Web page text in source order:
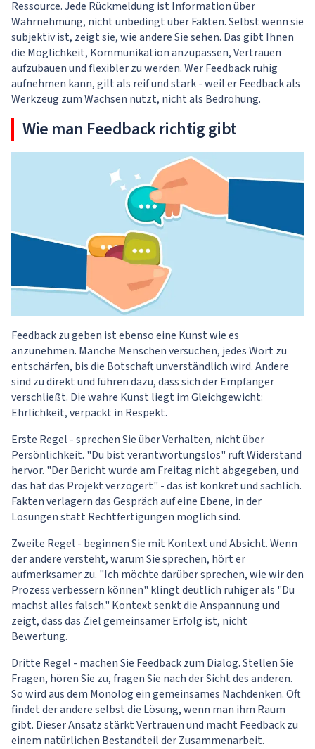
Ressource. Jede Rückmeldung ist Information über
Wahrnehmung, nicht unbedingt über Fakten. Selbst wenn sie
subjektiv ist, zeigt sie, wie andere Sie sehen. Das gibt Ihnen
die Möglichkeit, Kommunikation anzupassen, Vertrauen
aufzubauen und flexibler zu werden. Wer Feedback ruhig
aufnehmen kann, gilt als reif und stark - weil er Feedback als
Werkzeug zum Wachsen nutzt, nicht als Bedrohung.
Wie man Feedback richtig gibt
Feedback zu geben ist ebenso eine Kunst wie es
anzunehmen. Manche Menschen versuchen, jedes Wort zu
entschärfen, bis die Botschaft unverständlich wird. Andere
sind zu direkt und führen dazu, dass sich der Empfänger
verschließt. Die wahre Kunst liegt im Gleichgewicht:
Ehrlichkeit, verpackt in Respekt.
Erste Regel - sprechen Sie über Verhalten, nicht über
Persönlichkeit. "Du bist verantwortungslos" ruft Widerstand
hervor. "Der Bericht wurde am Freitag nicht abgegeben, und
das hat das Projekt verzögert" - das ist konkret und sachlich.
Fakten verlagern das Gespräch auf eine Ebene, in der
Lösungen statt Rechtfertigungen möglich sind.
Zweite Regel - beginnen Sie mit Kontext und Absicht. Wenn
der andere versteht, warum Sie sprechen, hört er
aufmerksamer zu. "Ich möchte darüber sprechen, wie wir den
Prozess verbessern können" klingt deutlich ruhiger als "Du
machst alles falsch." Kontext senkt die Anspannung und
zeigt, dass das Ziel gemeinsamer Erfolg ist, nicht
Bewertung.
Dritte Regel - machen Sie Feedback zum Dialog. Stellen Sie
Fragen, hören Sie zu, fragen Sie nach der Sicht des anderen.
So wird aus dem Monolog ein gemeinsames Nachdenken. Oft
findet der andere selbst die Lösung, wenn man ihm Raum
gibt. Dieser Ansatz stärkt Vertrauen und macht Feedback zu
einem natürlichen Bestandteil der Zusammenarbeit.